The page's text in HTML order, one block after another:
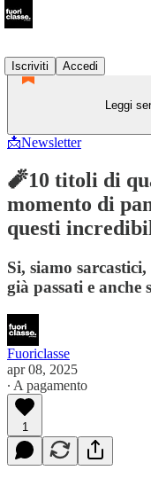
Iscriviti
Accedi
Leggi
📩Newsletter
🧨10 titoli di
momento di
questi
Si, siamo
già passati e anche
Fuoriclasse
apr 08, 2025
∙ A pagamento
1